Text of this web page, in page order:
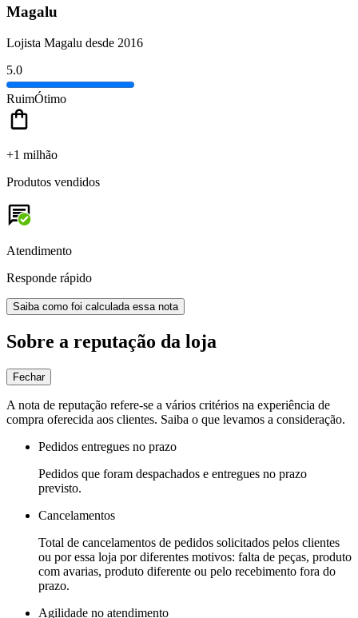
Magalu
Lojista Magalu desde 2016
5.0
RuimÓtimo
+1 milhão
Produtos vendidos
Atendimento
Responde rápido
Saiba como foi calculada essa nota
Sobre a reputação da loja
Fechar
A nota de reputação refere-se a vários critérios na experiência de
compra oferecida aos clientes. Saiba o que levamos a consideração.
Pedidos entregues no prazo
Pedidos que foram despachados e entregues no prazo
previsto.
Cancelamentos
Total de cancelamentos de pedidos solicitados pelos clientes
ou por essa loja por diferentes motivos: falta de peças, produto
com avarias, produto diferente ou pelo recebimento fora do
prazo.
Agilidade no atendimento